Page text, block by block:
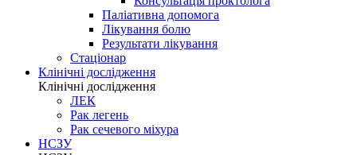
Паліативна допомога
Лікування болю
Результати лікування
Стаціонар
Клінічні дослідження
Клінічні дослідження
ЛЕК
Рак легень
Рак сечевого міхура
НСЗУ